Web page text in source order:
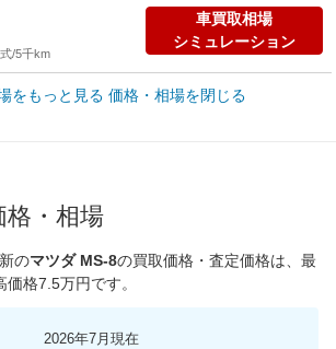
/5千km
車買取相場
シミュレーション
他車種を
をもっと見る 価格・相場を閉じる
格・相場
新のマツダ MS-8の買取価格・査定価格は、最
価格7.5万円です。
2026年7月現在